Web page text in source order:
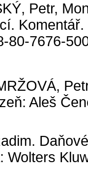
Petr,
80-7676-
Aleš
Wolters